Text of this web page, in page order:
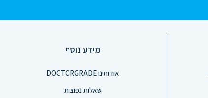
מידע נוסף
אודותינו DOCTORGRADE
שאלות נפוצות